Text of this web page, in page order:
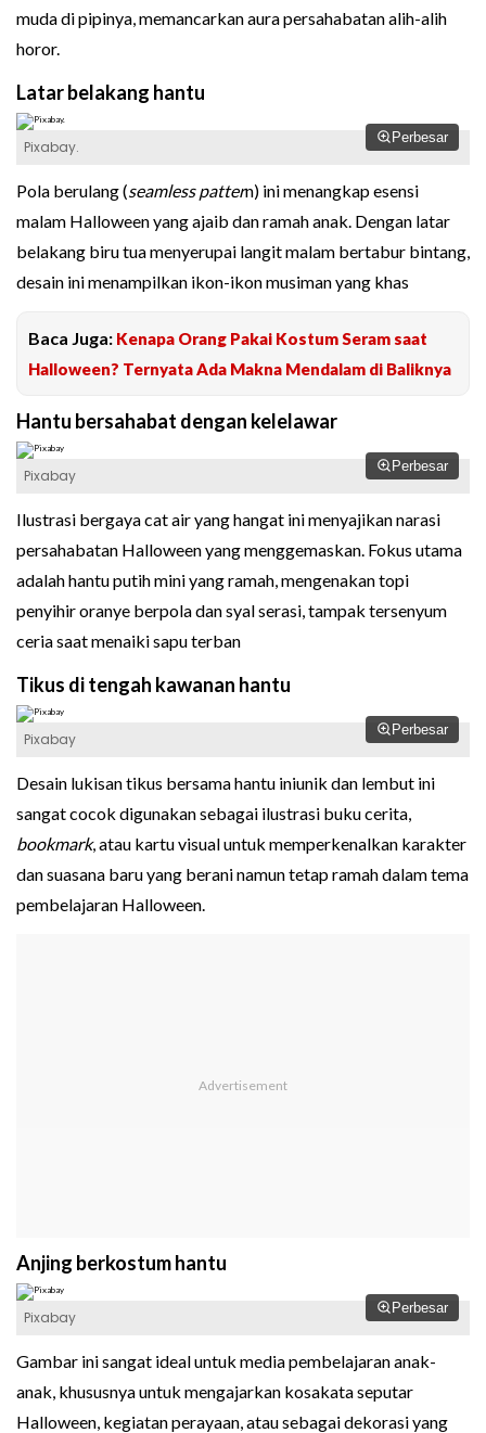
muda di pipinya, memancarkan aura persahabatan alih-alih
horor.
Latar belakang hantu
Perbesar
Pixabay.
Pola berulang (seamless pattern) ini menangkap esensi
malam Halloween yang ajaib dan ramah anak. Dengan latar
belakang biru tua menyerupai langit malam bertabur bintang,
desain ini menampilkan ikon-ikon musiman yang khas
Baca Juga: Kenapa Orang Pakai Kostum Seram saat
Halloween? Ternyata Ada Makna Mendalam di Baliknya
Hantu bersahabat dengan kelelawar
Perbesar
Pixabay
Ilustrasi bergaya cat air yang hangat ini menyajikan narasi
persahabatan Halloween yang menggemaskan. Fokus utama
adalah hantu putih mini yang ramah, mengenakan topi
penyihir oranye berpola dan syal serasi, tampak tersenyum
ceria saat menaiki sapu terban
Tikus di tengah kawanan hantu
Perbesar
Pixabay
Desain lukisan tikus bersama hantu iniunik dan lembut ini
sangat cocok digunakan sebagai ilustrasi buku cerita,
bookmark, atau kartu visual untuk memperkenalkan karakter
dan suasana baru yang berani namun tetap ramah dalam tema
pembelajaran Halloween.
Anjing berkostum hantu
Perbesar
Pixabay
Gambar ini sangat ideal untuk media pembelajaran anak-
anak, khususnya untuk mengajarkan kosakata seputar
Halloween, kegiatan perayaan, atau sebagai dekorasi yang